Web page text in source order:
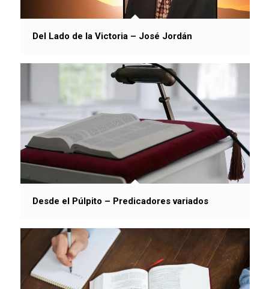
Del Lado de la Victoria – José Jordán
Desde el Púlpito – Predicadores variados